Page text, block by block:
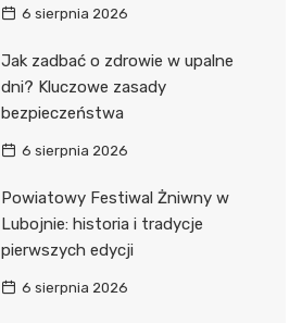
6 sierpnia 2026
Jak zadbać o zdrowie w upalne
dni? Kluczowe zasady
bezpieczeństwa
6 sierpnia 2026
Powiatowy Festiwal Żniwny w
Lubojnie: historia i tradycje
pierwszych edycji
6 sierpnia 2026